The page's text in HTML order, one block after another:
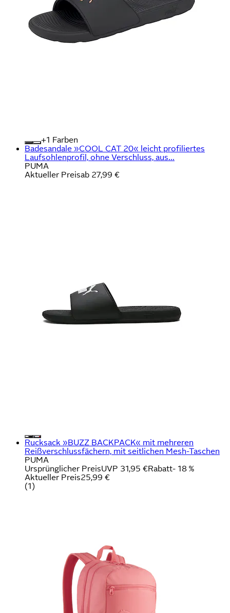
+
Farben
Badesandale »COOL CAT 20« leicht profiliertes
Laufsohlenprofil, ohne Verschluss, aus...
PUMA
Aktueller Preisab 27,99 €
Rucksack »BUZZ BACKPACK« mit mehreren
Reißverschlussfächern, mit seitlichen Mesh-Taschen
PUMA
Ursprünglicher PreisUVP 31,95 €Rabatt- 18 %
Aktueller Preis25,99 €
(1)